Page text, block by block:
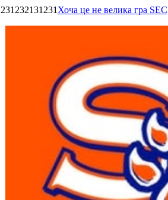
231232131231 Хоча це не велика гра